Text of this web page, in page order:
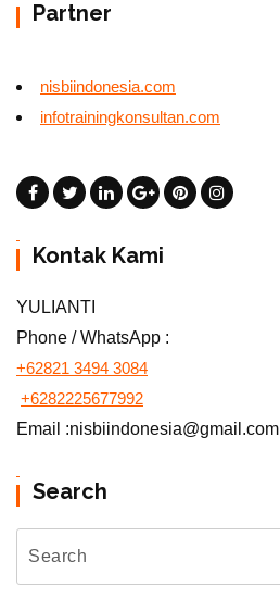
Partner
nisbiindonesia.com
infotrainingkonsultan.com
Kontak Kami
YULIANTI
Phone / WhatsApp :
+62821 3494 3084
+6282225677992
Email :nisbiindonesia@gmail.com
Search